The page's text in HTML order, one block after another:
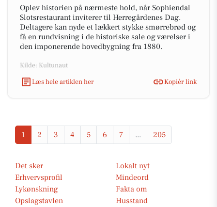
Oplev historien på nærmeste hold, når Sophiendal
Slotsrestaurant inviterer til Herregårdenes Dag.
Deltagere kan nyde et lækkert stykke smørrebrød og
få en rundvisning i de historiske sale og værelser i
den imponerende hovedbygning fra 1880.
Kilde: Kultunaut
Læs hele artiklen her
Kopiér link
1 2 3 4 5 6 7 ... 205
Det sker
Lokalt nyt
Erhvervsprofil
Mindeord
Lykønskning
Fakta om
Opslagstavlen
Husstand